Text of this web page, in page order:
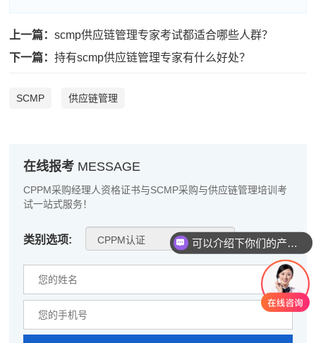
上一篇：scmp供应链管理专家考试都适合哪些人群？
下一篇：持有scmp供应链管理专家有什么好处？
SCMP 供应链管理
在线报考 MESSAGE
CPPM采购经理人资格证书与SCMP采购与供应链管理培训考
试一站式服务！
类别选项:
程** 133****7620 2026-08-06
高** 133****8487 2026-08-05
李** 139****6042
张**
陈** 139****1848 2026-08-04
孔** 186****3547 2026-08-04
越*
何** 139****5782 2026-08-04
蒋* 139****4835 2026-08-04